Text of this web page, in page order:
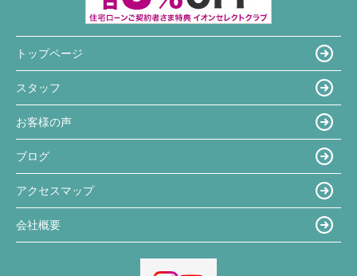
トップページ
スタッフ
お客様の声
ブログ
アクセスマップ
会社概要